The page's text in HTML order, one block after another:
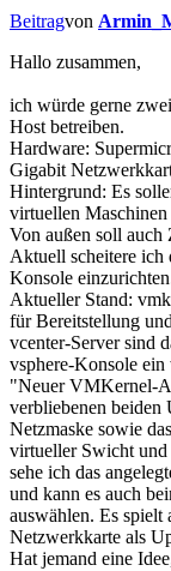
Beitragvon
Hallo zusammen,
ich würde gerne
Host betreiben.
Hardware:
Gigabit
Hintergrund: Es
virtuellen Maschinen
Von außen soll
Aktuell scheitere ich
Konsole
Aktueller Stand:
für Bereitstellung
vcenter-Server sind
vsphere-Konsole
"Neuer VMKernel-
verbliebenen beiden
Netzmaske sowie
virtueller Swicht und
sehe ich das
und kann es auch
auswählen. Es
Netzwerkkarte als
Hat jemand eine